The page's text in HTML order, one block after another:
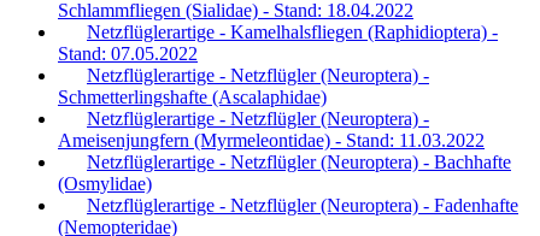
Schlammfliegen (Sialidae) - Stand: 18.04.2022
Netzflüglerartige - Kamelhalsfliegen (Raphidioptera) -
Stand: 07.05.2022
Netzflüglerartige - Netzflügler (Neuroptera) -
Schmetterlingshafte (Ascalaphidae)
Netzflüglerartige - Netzflügler (Neuroptera) -
Ameisenjungfern (Myrmeleontidae) - Stand: 11.03.2022
Netzflüglerartige - Netzflügler (Neuroptera) - Bachhafte
(Osmylidae)
Netzflüglerartige - Netzflügler (Neuroptera) - Fadenhafte
(Nemopteridae)